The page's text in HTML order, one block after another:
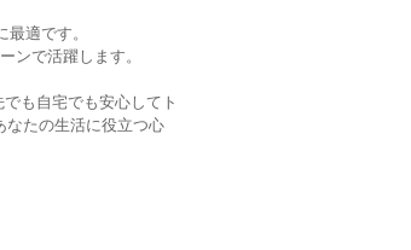
適です。
ンで活躍します。
も自宅でも安心してト
なたの生活に役立つ心